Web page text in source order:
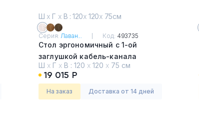
Ш х Г х В : 120х 120х 75см
Серия:Лаван... Код: 493735
Стол эргономичный с 1-ой
заглушкой кабель-канала
Таксония светлая
Ш х Г х В : 120 х 120 х 75 см
19 015 Р
На заказ Доставка от 14 дней